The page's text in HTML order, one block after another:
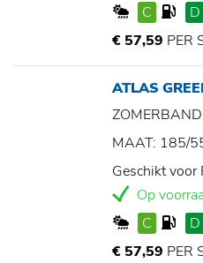
C
D
€ 57,59 PER
ATLAS
ZOMERBAND
MAAT: 185/
Geschikt voor
Op
C
D
€ 57,59 PER